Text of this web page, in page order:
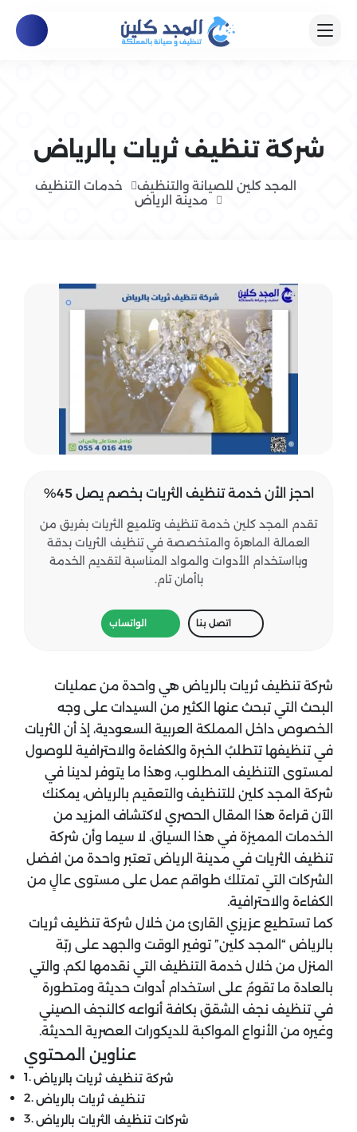
شركة تنظيف ثريات بالرياض
المجد كلين للصيانة والتنظيف
خدمات التنظيف
مدينة الرياض
احجز الأن خدمة تنظيف الثريات بخصم يصل 45%
تقدم المجد كلين خدمة تنظيف وتلميع الثريات بفريق من
العمالة الماهرة والمتخصصة في تنظيف الثريات بدقة
وبااستخدام الأدوات والمواد المناسبة لتقديم الخدمة
باأمان تام.
اتصل بنا الواتساب
شركة تنظيف ثريات بالرياض هي واحدة من عمليات
البحث التي تبحث عنها الكثير من السيدات على وجه
الخصوص داخل المملكة العربية السعودية، إذ أن الثريات
في تنظيفها تتطلبُ الخبرة والكفاءة والاحترافية للوصول
لمستوى التنظيف المطلوب، وهذا ما يتوفر لدينا في
شركة المجد كلين للتنظيف والتعقيم بالرياض، يمكنك
الآن قراءة هذا المقال الحصري لاكتشاف المزيد من
الخدمات المميزة في هذا السياق. لا سيما وأن شركة
تنظيف الثريات في مدينة الرياض تعتبر واحدة من افضل
الشركات التي تمتلك طواقم عمل على مستوى عالٍ من
الكفاءة والاحترافية.
كما تستطيع عزيزي القارئ من خلال شركة تنظيف ثريات
بالرياض “المجد كلين” توفير الوقت والجهد على ربّة
المنزل من خلال خدمة التنظيف التي نقدمها لكم. والتي
بالعادة ما تقومُ على استخدام أدوات حديثة ومتطورة
في تنظيف نجف الشقق بكافة أنواعه كالنجف الصيني
وغيره من الأنواع المواكبة للديكورات العصرية الحديثة.
عناوين المحتوي
شركة تنظيف ثريات بالرياض
تنظيف ثريات بالرياض
شركات تنظيف الثريات بالرياض